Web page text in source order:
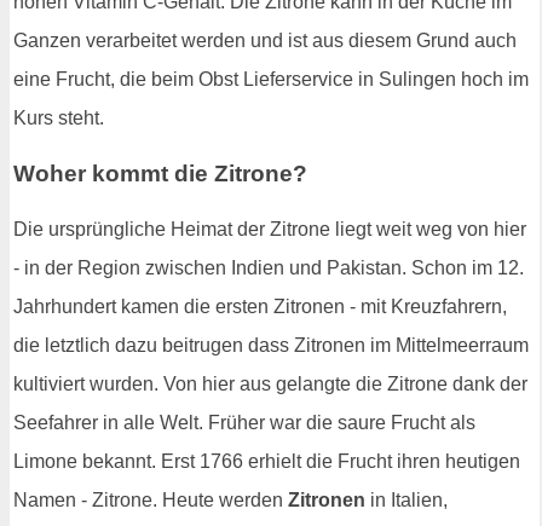
Ganzen verarbeitet werden und ist aus diesem Grund auch
eine Frucht, die beim Obst Lieferservice in Sulingen hoch im
Kurs steht.
Woher kommt die Zitrone?
Die ursprüngliche Heimat der Zitrone liegt weit weg von hier
- in der Region zwischen Indien und Pakistan. Schon im 12.
Jahrhundert kamen die ersten Zitronen - mit Kreuzfahrern,
die letztlich dazu beitrugen dass Zitronen im Mittelmeerraum
kultiviert wurden. Von hier aus gelangte die Zitrone dank der
Seefahrer in alle Welt. Früher war die saure Frucht als
Limone bekannt. Erst 1766 erhielt die Frucht ihren heutigen
Namen - Zitrone. Heute werden Zitronen in Italien,